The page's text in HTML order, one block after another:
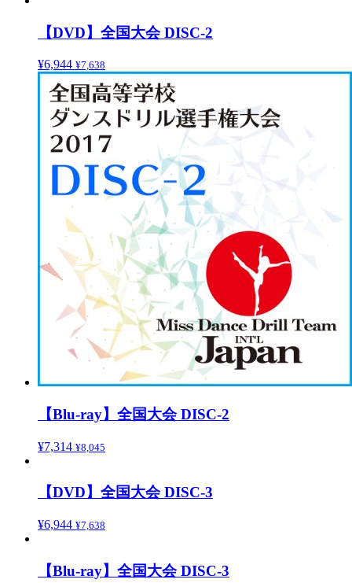
【DVD】全国大会 DISC-2
¥6,944 ¥7,638
【Blu-ray】全国大会 DISC-2
¥7,314 ¥8,045
【DVD】全国大会 DISC-3
¥6,944 ¥7,638
【Blu-ray】全国大会 DISC-3